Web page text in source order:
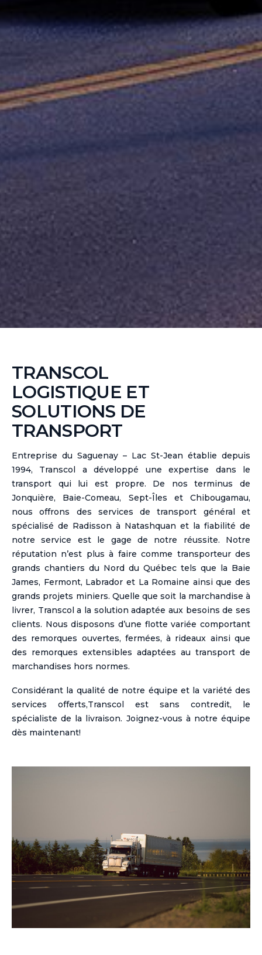
TRANSCOL
LOGISTIQUE ET
SOLUTIONS DE
TRANSPORT
Entreprise du Saguenay – Lac St-Jean établie depuis
1994, Transcol a développé une expertise dans le
transport qui lui est propre. De nos terminus de
Jonquière, Baie-Comeau, Sept-Îles et Chibougamau,
nous offrons des services de transport général et
spécialisé de Radisson à Natashquan et la fiabilité de
notre service est le gage de notre réussite. Notre
réputation n’est plus à faire comme transporteur des
grands chantiers du Nord du Québec tels que la Baie
James, Fermont, Labrador et La Romaine ainsi que des
grands projets miniers. Quelle que soit la marchandise à
livrer, Transcol a la solution adaptée aux besoins de ses
clients. Nous disposons d’une flotte variée comportant
des remorques ouvertes, fermées, à rideaux ainsi que
des remorques extensibles adaptées au transport de
marchandises hors normes.
Considérant la qualité de notre équipe et la variété des
services offerts,Transcol est sans contredit, le
spécialiste de la livraison. Joignez-vous à notre équipe
dès maintenant!